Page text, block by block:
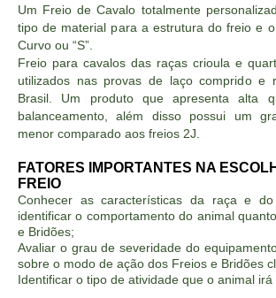
Um Freio de Cavalo totalmente
tipo de material para a estrutura do freio e o
Curvo ou “S”.
Freio para cavalos das raças crioula e
utilizados nas provas de laço comprido e
Brasil. Um produto que apresenta alta
balanceamento, além disso possui um
menor comparado aos freios 2J.
FATORES IMPORTANTES NA
FREIO
Conhecer as características da raça e
identificar o comportamento do animal
e Bridões;
Avaliar o grau de severidade do
sobre o modo de ação dos Freios e Bridões
Identificar o tipo de atividade que o animal irá